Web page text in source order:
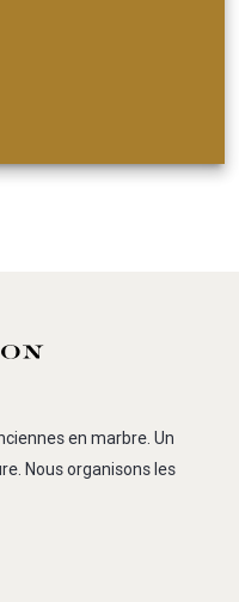
en marbre. Un
Nous organisons les